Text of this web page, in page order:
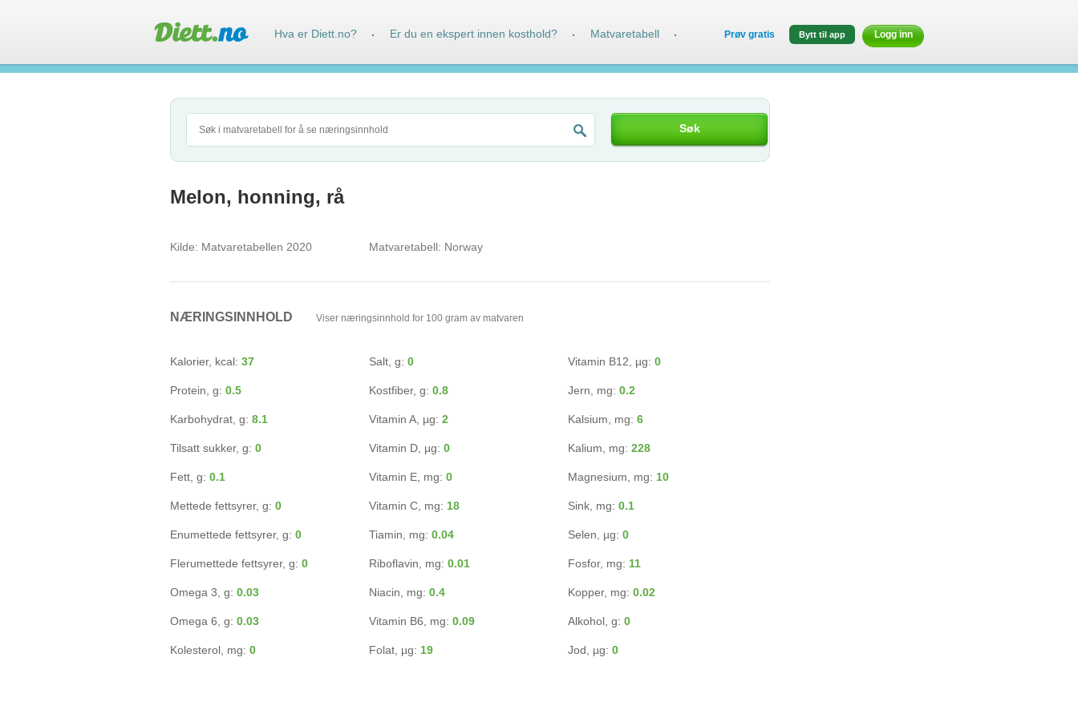
Søk
Melon, honning, rå
Kilde: Matvaretabellen 2020 Matvaretabell: Norway
NÆRINGSINNHOLD Viser næringsinnhold for 100 gram av matvaren
Kalorier, kcal: 37
Protein, g: 0.5
Karbohydrat, g: 8.1
Tilsatt sukker, g: 0
Fett, g: 0.1
Mettede fettsyrer, g: 0
Enumettede fettsyrer, g: 0
Flerumettede fettsyrer, g: 0
Omega 3, g: 0.03
Omega 6, g: 0.03
Kolesterol, mg: 0
Salt, g: 0
Kostfiber, g: 0.8
Vitamin A, µg: 2
Vitamin D, µg: 0
Vitamin E, mg: 0
Vitamin C, mg: 18
Tiamin, mg: 0.04
Riboflavin, mg: 0.01
Niacin, mg: 0.4
Vitamin B6, mg: 0.09
Folat, µg: 19
Vitamin B12, µg: 0
Jern, mg: 0.2
Kalsium, mg: 6
Kalium, mg: 228
Magnesium, mg: 10
Sink, mg: 0.1
Selen, µg: 0
Fosfor, mg: 11
Kopper, mg: 0.02
Alkohol, g: 0
Jod, µg: 0
Hva er Diett.no? · Er du en ekspert innen kosthold? · Matvaretabell · Prøv gratis Bytt til app Logg inn